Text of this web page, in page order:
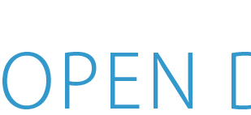
Skip to main content